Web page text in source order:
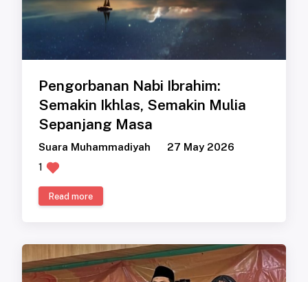
Pengorbanan Nabi Ibrahim:
Semakin Ikhlas, Semakin Mulia
Sepanjang Masa
Suara Muhammadiyah
27 May 2026
1
Read more